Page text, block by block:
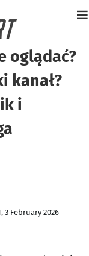
oglądać?
kanał?
i
3 February 2026